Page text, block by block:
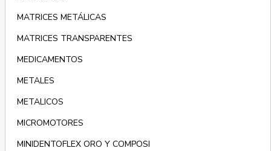
MATRICES METÁLICAS
MATRICES TRANSPARENTES
MEDICAMENTOS
METALES
METALICOS
MICROMOTORES
MINIDENTOFLEX ORO Y COMPOSI